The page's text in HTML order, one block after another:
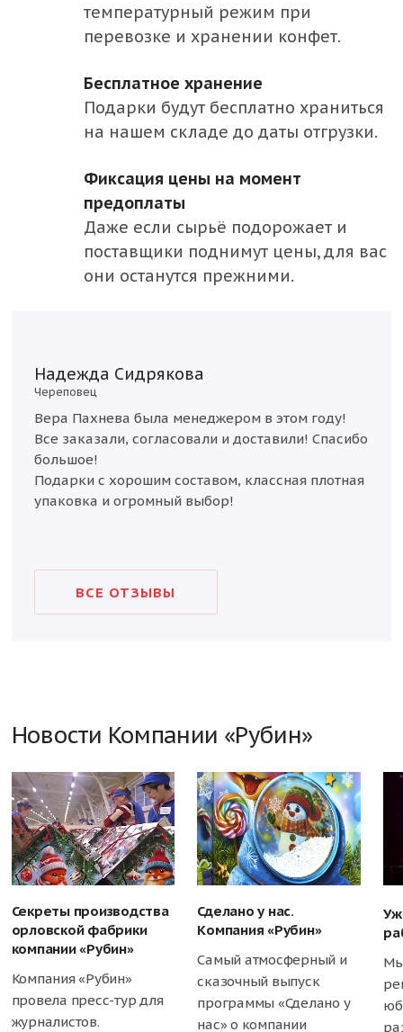
Костромская область
Курская область
Липецкая область
Москва и Московская область
Нижегородская область
Орловская область
Пермский край
Республика Башкортостан
Санкт-Петербург и Ленинградская область
Саратовская область
Свердловская область
Смоленская область
Ярославская область
температурный режим при
перевозке и хранении конфет.
Бесплатное хранение
Подарки будут бесплатно храниться
на нашем складе до даты отгрузки.
Фиксация цены на момент
предоплаты
Даже если сырьё подорожает и
поставщики поднимут цены, для вас
они останутся прежними.
Надежда Сидрякова
Череповец
Вера Пахнева была менеджером в этом году!
Все заказали, согласовали и доставили! Спасибо
большое!
Подарки с хорошим составом, классная плотная
упаковка и огромный выбор!
ВСЕ ОТЗЫВЫ
Новости Компании «Рубин»
Секреты производства
орловской фабрики
компании «Рубин»
Компания «Рубин»
провела пресс-тур для
журналистов.
Сделано у нас.
Компания «Рубин»
Самый атмосферный и
сказочный выпуск
программы «Сделано у
нас» о компании